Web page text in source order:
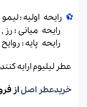
رایحه اولیه :
رایحه میانی :رز
رایحه پایه :
عطر لیلیومارایه
خریدعطر اصلاز